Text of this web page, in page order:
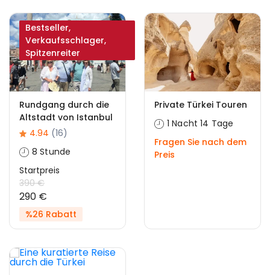
Bestseller,
Verkaufsschlager,
Spitzenreiter
Rundgang durch die
Altstadt von Istanbul
4.94 (16)
8 Stunde
Startpreis
390 €
290 €
%26 Rabatt
Private Türkei Touren
1 Nacht 14 Tage
Fragen Sie nach dem
Preis